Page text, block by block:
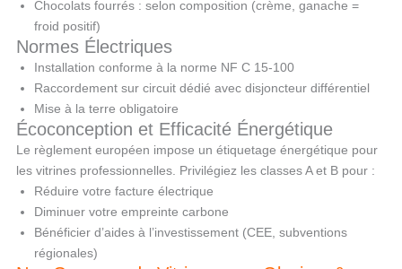
Chocolats fourrés : selon composition (crème, ganache =
froid positif)
Normes Électriques
Installation conforme à la norme NF C 15-100
Raccordement sur circuit dédié avec disjoncteur différentiel
Mise à la terre obligatoire
Écoconception et Efficacité Énergétique
Le règlement européen impose un étiquetage énergétique pour
les vitrines professionnelles. Privilégiez les classes A et B pour :
Réduire votre facture électrique
Diminuer votre empreinte carbone
Bénéficier d’aides à l’investissement (CEE, subventions
régionales)